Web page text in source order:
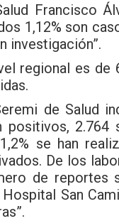
Francisco
1,12% son
investigación”.
regional es de
de Salud
positivos,
se han
De los
de reportes
San